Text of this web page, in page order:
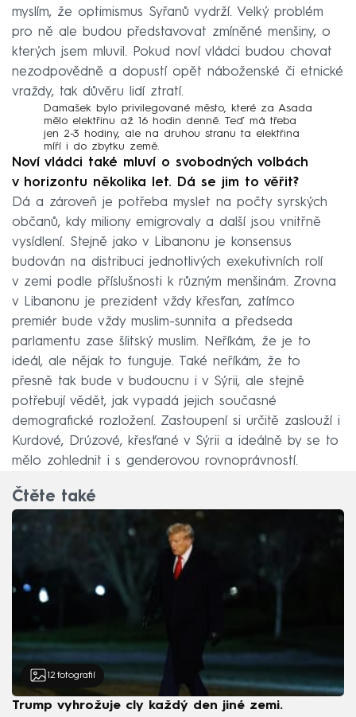
myslím, že optimismus Syřanů vydrží. Velký problém
pro ně ale budou představovat zmíněné menšiny, o
kterých jsem mluvil. Pokud noví vládci budou chovat
nezodpovědně a dopustí opět náboženské či etnické
vraždy, tak důvěru lidí ztratí.
Damašek bylo privilegované město, které za Asada
mělo elektřinu až 16 hodin denně. Teď má třeba
jen 2-3 hodiny, ale na druhou stranu ta elektřina
míří i do zbytku země.
Noví vládci také mluví o svobodných volbách
v horizontu několika let. Dá se jim to věřit?
Dá a zároveň je potřeba myslet na počty syrských
občanů, kdy miliony emigrovaly a další jsou vnitřně
vysídlení. Stejně jako v Libanonu je konsensus
budován na distribuci jednotlivých exekutivních rolí
v zemi podle příslušnosti k různým menšinám. Zrovna
v Libanonu je prezident vždy křesťan, zatímco
premiér bude vždy muslim-sunnita a předseda
parlamentu zase šíitský muslim. Neříkám, že je to
ideál, ale nějak to funguje. Také neříkám, že to
přesně tak bude v budoucnu i v Sýrii, ale stejně
potřebují vědět, jak vypadá jejich současné
demografické rozložení. Zastoupení si určitě zaslouží i
Kurdové, Drúzové, křesťané v Sýrii a ideálně by se to
mělo zohlednit i s genderovou rovnoprávností.
Čtěte také
12 fotografií
Trump vyhrožuje cly každý den jiné zemi.